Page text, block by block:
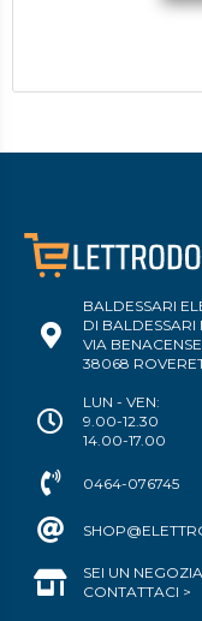
BALDESSARI
DI
VIA
38068
LUN - VEN:
9.00-12.30
14.00-17.00
0464-076745
SEI UN
CONTATTACI >